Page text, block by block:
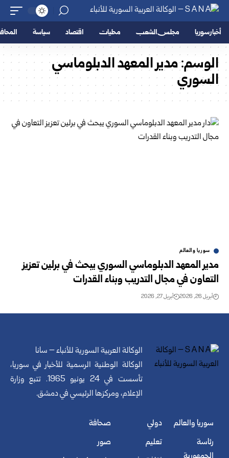
أخبار سوريا مجلس الشعب محليات اقتصاد سياسة
الوسم:مدير المعهد الدبلوماسي
السوري
سوريا والعالم
مدير المعهد الدبلوماسي السوري يبحث في برلين تعزيز
التعاون في مجال التدريب وبناء القدرات
أبريل 26, 2026 أبريل 27, 2026
الوكالة العربية السورية للأنباء – سانا
الوكالة الوطنية الرسمية للأخبار في سوريا،
تأسست في 24 يونيو 1965. تتبع وزارة
الإعلام، ومركزها الرئيسي في دمشق.
سوريا والعالم
رئاسة
دولي
تعليم
صحافة
صور